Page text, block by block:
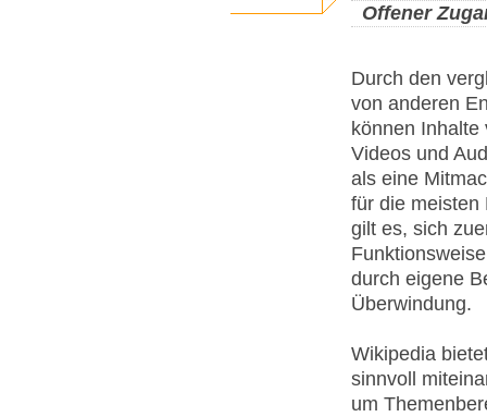
Offener
Durch den
von anderen
können Inhalte
Videos und
als eine
für die meisten
gilt es, sich
durch eigene
Überwindung.
Wikipedia
sinnvoll
um